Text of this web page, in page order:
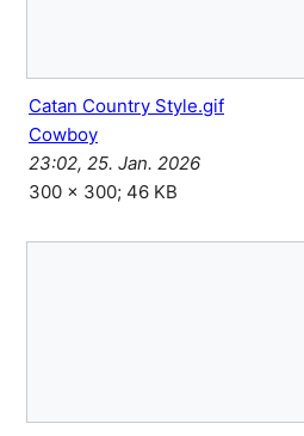
Catan Country Style.gif
Cowboy
23:02, 25. Jan. 2026
300 × 300; 46 KB